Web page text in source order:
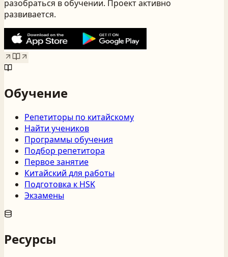
разобраться в обучении. Проект активно
развивается.
Обучение
Репетиторы по китайскому
Найти учеников
Программы обучения
Подбор репетитора
Первое занятие
Китайский для работы
Подготовка к HSK
Экзамены
Ресурсы